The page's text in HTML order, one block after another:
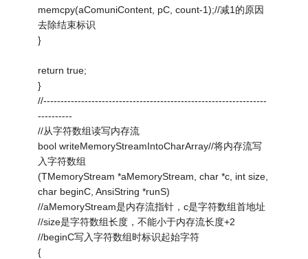
memcpy(aComuniContent, pC, count-1);//减1的原因
去除结束标识
}
return true;
}
//-----------------------------------------------------------------
----------
//从字符数组读写内存流
bool writeMemoryStreamIntoCharArray//将内存流写
入字符数组
(TMemoryStream *aMemoryStream, char *c, int size,
char beginC, AnsiString *runS)
//aMemoryStream是内存流指针，c是字符数组首地址
//size是字符数组长度，不能小于内存流长度+2
//beginC写入字符数组时标识起始字符
{